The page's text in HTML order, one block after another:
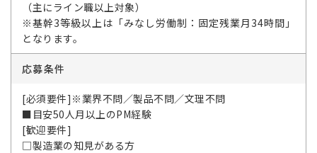
（主にライン職以上対象）
※基幹3等級以上は「みなし労働制：固定残業月34時間」
となります。
応募条件
[必須要件]※業界不問／製品不問／文理不問
■目安50人月以上のPM経験
[歓迎要件]
□製造業の知見がある方